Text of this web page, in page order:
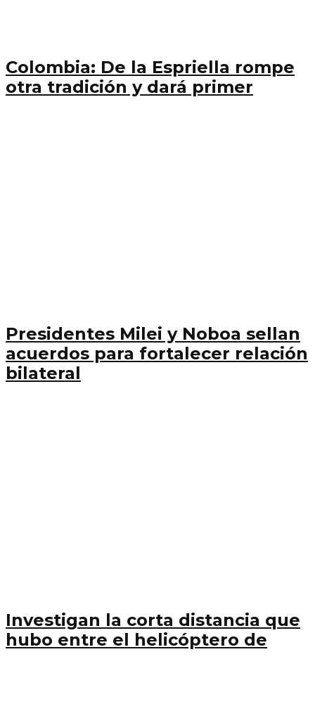
Colombia: De la Espriella rompe
otra tradición y dará primer
Presidentes Milei y Noboa sellan
acuerdos para fortalecer relación
bilateral
Investigan la corta distancia que
hubo entre el helicóptero de